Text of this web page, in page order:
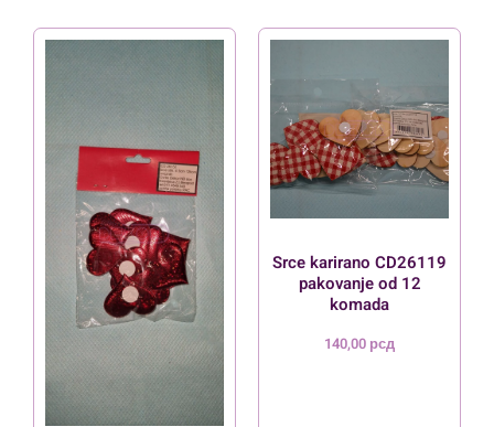
Srce karirano CD26119
pakovanje od 12
komada
140,00 рсд